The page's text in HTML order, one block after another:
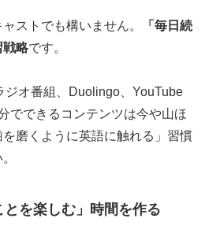
ストでも構いません。
「毎日続
戦略です。
ジオ番組、Duolingo、YouTube
できるコンテンツは今や山ほ
磨くように英語に触れる」習慣
を楽しむ」時間を作る